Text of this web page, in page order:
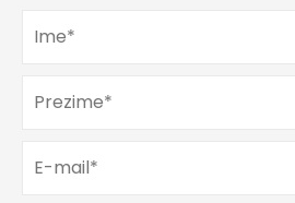
Ime*
Prezime*
E-mail*